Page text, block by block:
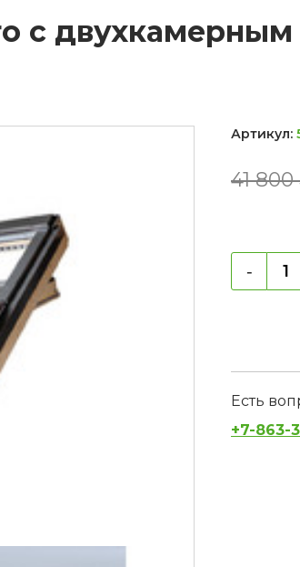
с двухкамерным
Артикул:
41 800
-
Есть
+7-863-